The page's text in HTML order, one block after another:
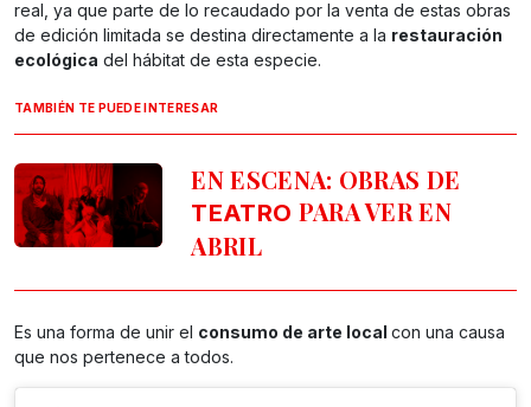
real, ya que parte de lo recaudado por la venta de estas obras
de edición limitada se destina directamente a la restauración
ecológica del hábitat de esta especie.
TAMBIÉN TE PUEDE INTERESAR
EN ESCENA: OBRAS DE
TEATRO PARA VER EN
ABRIL
Es una forma de unir el consumo de arte local con una causa
que nos pertenece a todos.